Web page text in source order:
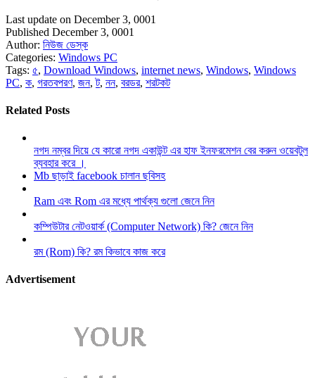
Last update on December 3, 0001
Published December 3, 0001
Author: নিউজ ডেস্ক
Categories: Windows PC
Tags: ৫, Download Windows, internet news, Windows, Windows
PC, ক, গরতবপরণ, জন,ট, নন, বরডর, শরটকট
Related Posts
নগদ নম্বর দিয়ে যে কারো নগদ একাউন্ট এর হাফ ইনফরমেশন বের করুন ওয়েবটুল
ব্যবহার করে ।
Mb ছাড়াই facebook চালান ছবিসহ
Ram এবং Rom এর মধ্যে পার্থক্য গুলো জেনে নিন
কম্পিউটার নেটওয়ার্ক (Computer Network) কি? জেনে নিন
রম (Rom) কি? রম কিভাবে কাজ করে
Advertisement